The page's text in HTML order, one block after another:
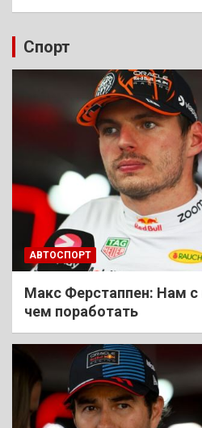
Спорт
АВТОСПОРТ
Макс Ферстаппен: Нам
чем поработать